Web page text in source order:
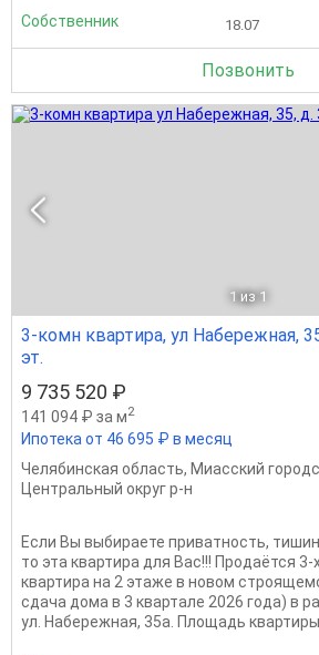
Собственник 18.07
Позвонить
1 из 1
3-комн квартира, ул Набережная,
эт.
9 735 520 ₽
141 094 ₽ за м2
Ипотека от 46 695 ₽ в месяц
Челябинская область, Миасский
Центральный округ р-н
Если Вы выбираете приватность,
то эта квартира для Вас!!! Продаётся
квартира на 2 этаже в новом
сдача дома в 3 квартале 2026 года) в
ул. Набережная, 35а. Площадь